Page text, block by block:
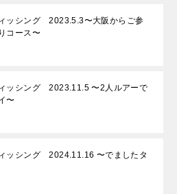
ッシング 2023.5.3〜大阪からご参
コース〜
ッシング 2023.11.5 〜2人ルアーで
〜
ッシング 2024.11.16 〜でましたタ